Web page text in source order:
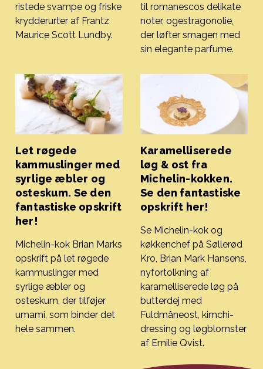
ristede svampe og friske
krydderurter af Frantz
Maurice Scott Lundby.
Pasta med danbo-ostesauce og ristede svampe. Find
til romanescos delikate
noter, ogestragonolie,
der løfter smagen med
sin elegante parfume.
Let røgede
kammuslinger med
syrlige æbler og
osteskum. Se den
fantastiske opskrift
her!
Michelin-kok Brian Marks
opskrift på let røgede
kammuslinger med
syrlige æbler og
osteskum, der tilføjer
umami, som binder det
hele sammen.
Let røgede kammuslinger med syrlige æbler og
Karamelliserede
løg & ost fra
Michelin-kokken.
Se den fantastiske
opskrift her!
Se Michelin-kok og
køkkenchef på Søllerød
Kro, Brian Mark Hansens,
nyfortolkning af
karamelliserede løg på
butterdej med
Fuldmåneost, kimchi-
dressing og løgblomster
af Emilie Qvist.